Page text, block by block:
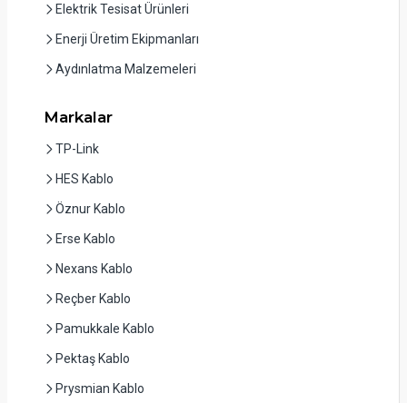
Elektrik Tesisat Ürünleri
Enerji Üretim Ekipmanları
Aydınlatma Malzemeleri
Markalar
TP-Link
HES Kablo
Öznur Kablo
Erse Kablo
Nexans Kablo
Reçber Kablo
Pamukkale Kablo
Pektaş Kablo
Prysmian Kablo